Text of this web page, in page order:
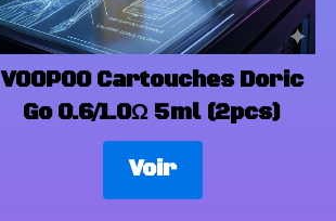
VOOPOO Cartouches Doric
Go 0.6/1.0Ω 5ml (2pcs)
Voir